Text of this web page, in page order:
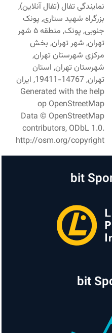
نمایندگی تفال (تفال آنلاین),
بزرگراه شهید ستاری, پونک
جنوبی, پونک, منطقه ۵ شهر
تهران, شهر تهران, بخش
مرکزی شهرستان تهران,
شهرستان تهران, استان
تهران, 14767-19411, ایران
Generated with the help
op OpenStreetMap
Data © OpenStreetMap
contributors, ODbL 1.0.
http://osm.org/copyright